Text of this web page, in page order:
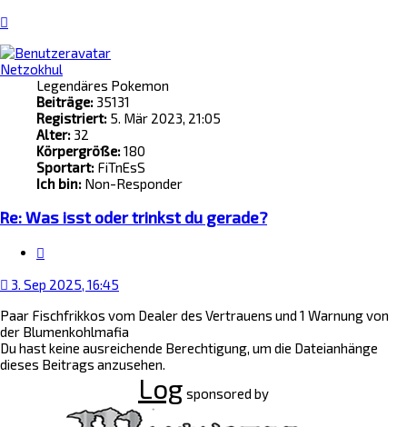
Netzokhul
Legendäres Pokemon
Beiträge: 35131
Registriert: 5. Mär 2023, 21:05
Alter: 32
Körpergröße:180
Sportart: FiTnEsS
Ich bin: Non-Responder
Re: Was isst oder trinkst du gerade?
3. Sep 2025, 16:45
Paar Fischfrikkos vom Dealer des Vertrauens und 1 Warnung von
der Blumenkohlmafia
Du hast keine ausreichende Berechtigung, um die Dateianhänge
dieses Beitrags anzusehen.
Log sponsored by